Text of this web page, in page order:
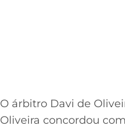
O árbitro Davi de
Oliveira concordou